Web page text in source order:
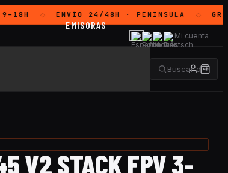
ENVÍO 24/48H· PENÍNSULA
Mi cuenta
EMISORAS
V2 STACK FPV 3-